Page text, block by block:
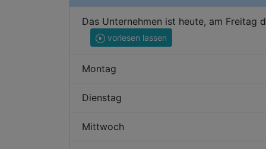
Das Unternehmen ist heute, am Freitag
vorlesen lassen
Montag
Dienstag
Mittwoch